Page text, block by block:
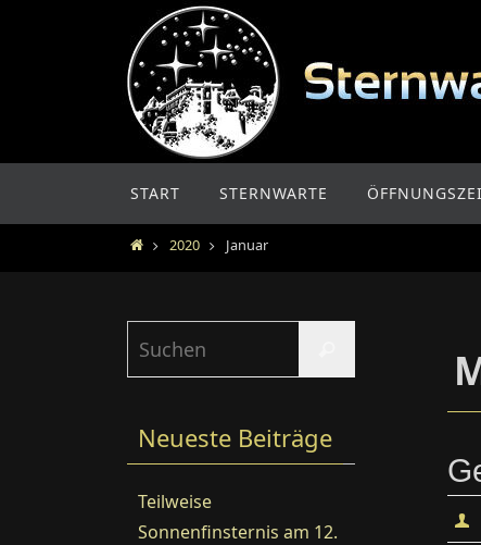
springen
START STERNWARTE
Home2020 Januar
Neueste Beiträge
Teilweise
Sonnenfinsternis am 12.